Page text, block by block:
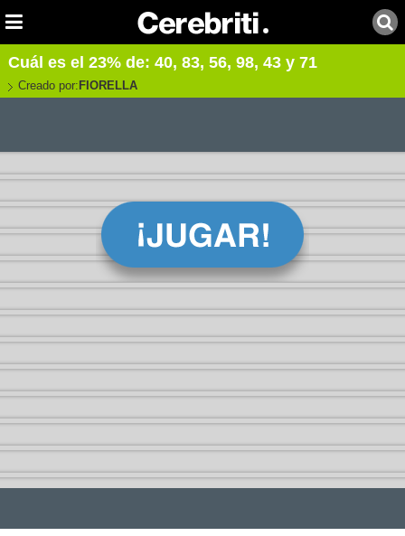
Cuál es el 23% de: 40, 83, 56, 98, 43 y 71
Creado por: FIORELLA